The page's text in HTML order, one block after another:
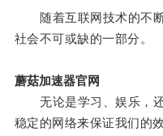
随着互联网技术的不断
社会不可或缺的一部分。
蘑菇加速器官网
无论是学习、娱乐，还
稳定的网络来保证我们的